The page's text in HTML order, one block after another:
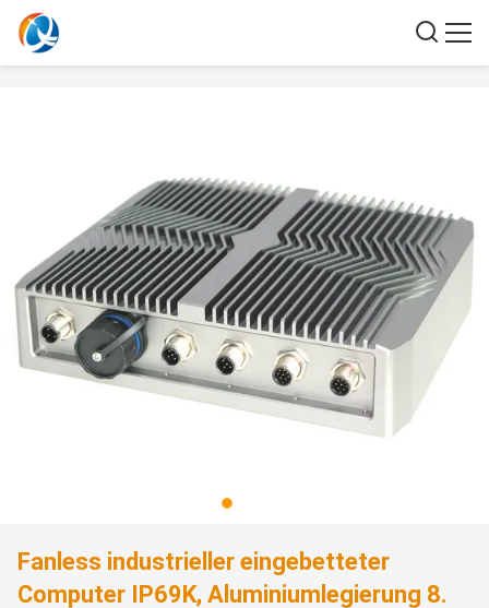
Fanless industrieller eingebetteter
Computer IP69K, Aluminiumlegierung 8.